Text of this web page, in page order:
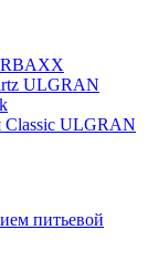
ULGRAN
Classic ULGRAN
питьевой